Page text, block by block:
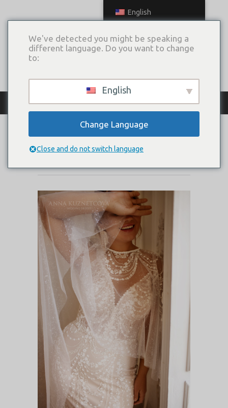
КАТАЛОГ ПЛАТЬЕВ
CRYSTAL-L
English
We've detected you might be speaking a
different language. Do you want to change
to:
English
Change Language
Close and do not switch language